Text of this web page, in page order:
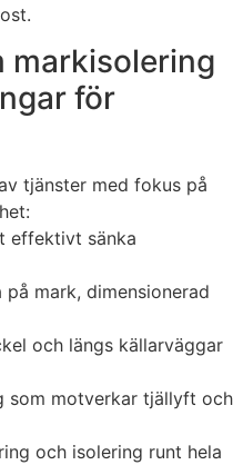
markisolering
för
tjänster med fokus på
effektivt sänka
mark, dimensionerad
och längs källarväggar
som motverkar tjällyft och
och isolering runt hela